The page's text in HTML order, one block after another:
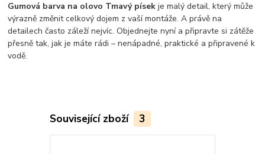
Gumová barva na olovo Tmavý písek je malý detail, který může
výrazně změnit celkový dojem z vaší montáže. A právě na
detailech často záleží nejvíc. Objednejte nyní a připravte si zátěže
přesně tak, jak je máte rádi – nenápadné, praktické a připravené k
vodě.
Související zboží 3